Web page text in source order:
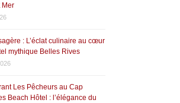
Mer
: L’éclat culinaire au cœur
mythique Belles Rives
Les Pêcheurs au Cap
Beach Hôtel : l’élégance du